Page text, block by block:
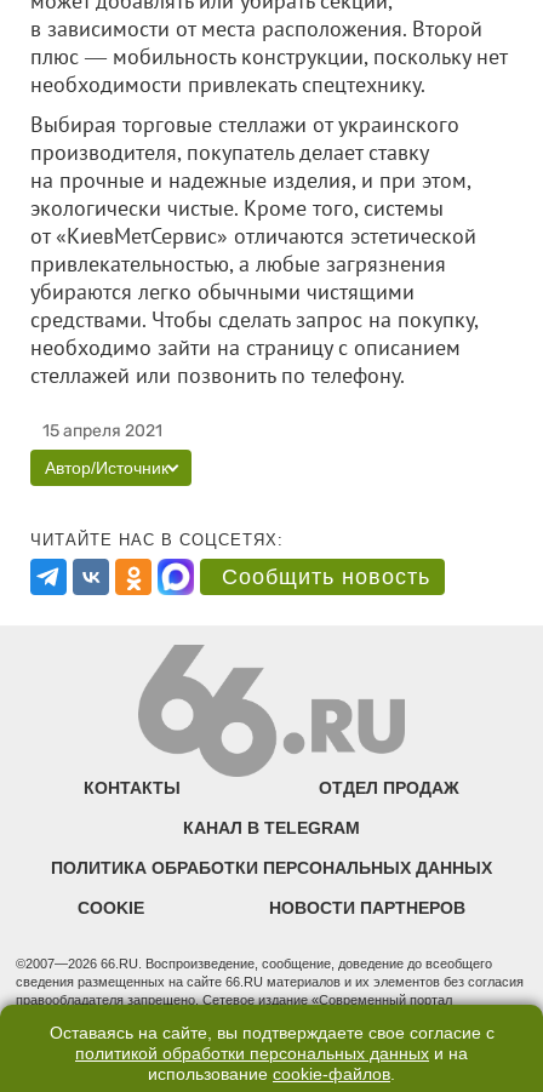
в зависимости от места расположения. Второй
плюс ― мобильность конструкции, поскольку нет
необходимости привлекать спецтехнику.
Выбирая торговые стеллажи от украинского
производителя, покупатель делает ставку
на прочные и надежные изделия, и при этом,
экологически чистые. Кроме того, системы
от «КиевМетСервис» отличаются эстетической
привлекательностью, а любые загрязнения
убираются легко обычными чистящими
средствами. Чтобы сделать запрос на покупку,
необходимо зайти на страницу с описанием
стеллажей или позвонить по телефону.
15 апреля 2021
Автор/Источник
ЧИТАЙТЕ НАС В СОЦСЕТЯХ:
Сообщить новость
КОНТАКТЫ ОТДЕЛ ПРОДАЖ
КАНАЛ В TELEGRAM
ПОЛИТИКА ОБРАБОТКИ ПЕРСОНАЛЬНЫХ ДАННЫХ
COOKIE НОВОСТИ ПАРТНЕРОВ
©2007—2026 66.RU. Воспроизведение, сообщение, доведение до всеобщего
сведения размещенных на сайте 66.RU материалов и их элементов без согласия
правообладателя запрещено. Сетевое издание «Современный портал
надзору в сфере связи, информационных технологий и массовых коммуникаций
(Роскомнадзор). Регистрационный номер ЭЛ № ФС 77 - 76634 от 02.09.2019
Учредитель: Общество с ограниченной ответственностью "66.ру". Юридический
Оставаясь на сайте, вы подтверждаете свое согласие с
политикой обработки персональных данных и на
использование cookie-файлов.